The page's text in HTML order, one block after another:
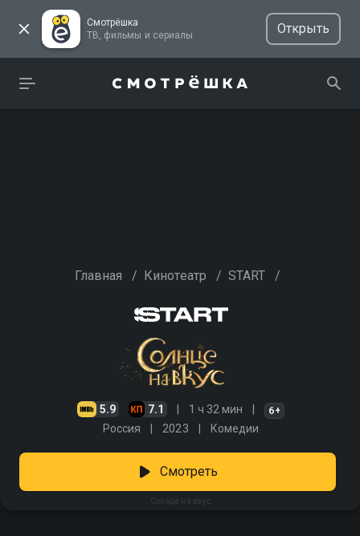
Смотрёшка
ТВ, фильмы и сериалы
Открыть
Главная / Кинотеатр / START /
5.9 7.1 1 ч 32 мин 6+
Россия 2023 Комедии
Солнце на вкус
Смотреть